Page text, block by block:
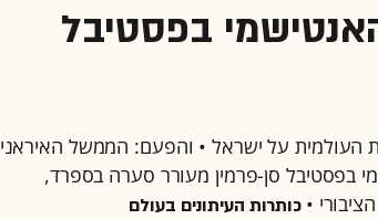
בפסטיבל
העולמית על ישראל • והפעם: הממשל האיראני
בפסטיבל סן-פרמין מעורר סערה בספרד,
• כותרות העיתונים בעולם